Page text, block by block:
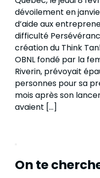
dévoilement en
d’aide aux
difficulté
création du Think
OBNL fondé par la
Riverin, prévoyait
personnes pour sa
mois après son
avaient […]
On te